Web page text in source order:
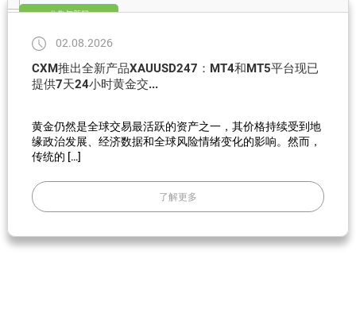
公告与新闻
02.08.2026
CXM推出全新产品XAUUSD247：MT4和MT5平台现已
提供7天24小时黄金交...
黄金仍然是全球交易最活跃的资产之一，其价格持续受到地
缘政治发展、经济数据和全球风险情绪变化的影响。然而，
传统的 […]
了解更多